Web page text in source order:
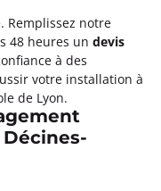
Remplissez notre
48 heures un devis
à des
votre installation à
de Lyon.